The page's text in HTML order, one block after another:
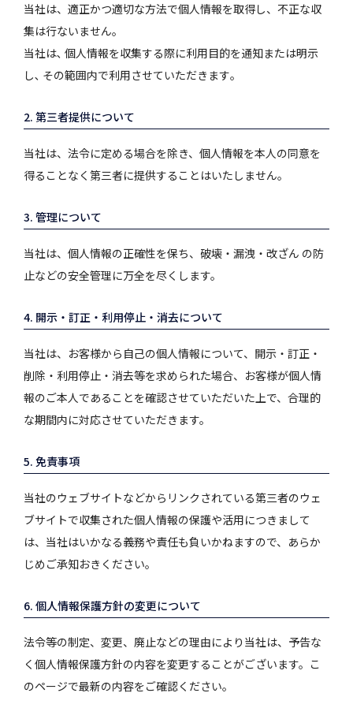
当社は、適正かつ適切な方法で個人情報を取得し、不正な収
集は行ないません。
当社は､ 個人情報を収集する際に利用目的を通知または明示
し､ その範囲内で利用させていただきます｡
2. 第三者提供について
当社は、法令に定める場合を除き、個人情報を本人の同意を
得ることなく第三者に提供することはいたしません。
3. 管理について
当社は、個人情報の正確性を保ち、破壊・漏洩・改ざん の防
止などの安全管理に万全を尽くします。
4. 開示・訂正・利用停止・消去について
当社は、お客様から自己の個人情報について、開示・訂正・
削除・利用停止・消去等を求められた場合、お客様が個人情
報のご本人であることを確認させていただいた上で、合理的
な期間内に対応させていただきます。
5. 免責事項
当社のウェブサイトなどからリンクされている第三者のウェ
ブサイトで収集された個人情報の保護や活用につきまして
は、当社はいかなる義務や責任も負いかねますので、あらか
じめご承知おきください。
6. 個人情報保護方針の変更について
法令等の制定、変更、廃止などの理由により当社は、予告な
く個人情報保護方針の内容を変更することがございます。こ
のページで最新の内容をご確認ください。